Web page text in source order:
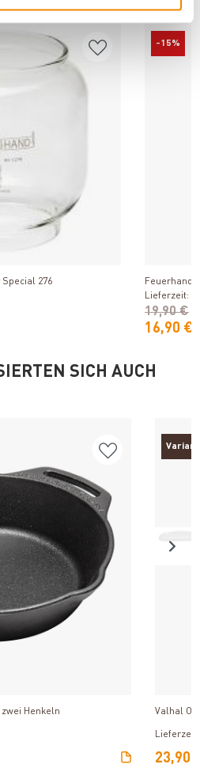
276
-15%
Feuerhand
Lieferzeit: 1
16,90 €
19,90 €
SICH AUCH
Henkeln
Valhal
23,90